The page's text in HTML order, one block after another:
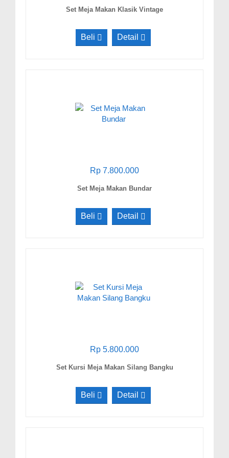
Set Meja Makan Klasik Vintage
Beli Detail
Rp 7.800.000
Set Meja Makan Bundar
Beli Detail
Rp 5.800.000
Set Kursi Meja Makan Silang Bangku
Beli Detail